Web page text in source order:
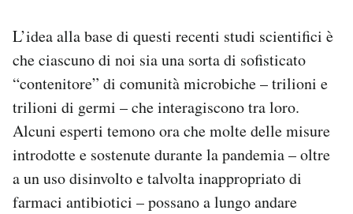
L’idea alla base di questi recenti studi scientifici è
che ciascuno di noi sia una sorta di sofisticato
“contenitore” di comunità microbiche – trilioni e
trilioni di germi – che interagiscono tra loro.
Alcuni esperti temono ora che molte delle misure
introdotte e sostenute durante la pandemia – oltre
a un uso disinvolto e talvolta inappropriato di
farmaci antibiotici – possano a lungo andare